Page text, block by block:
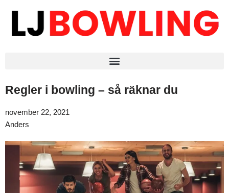
Regler i bowling – så räknar du
november 22, 2021
Anders